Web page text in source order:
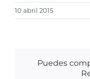
10 abril 2015
Puedes